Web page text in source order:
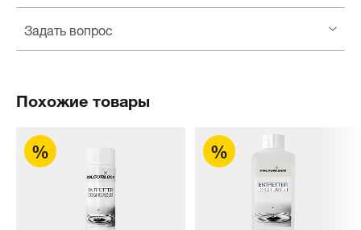
Задать вопрос
Похожие товары